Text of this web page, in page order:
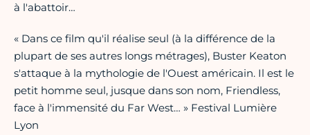
à l'abattoir…
« Dans ce film qu'il réalise seul (à la différence de la
plupart de ses autres longs métrages), Buster Keaton
s'attaque à la mythologie de l'Ouest américain. Il est le
petit homme seul, jusque dans son nom, Friendless,
face à l'immensité du Far West… » Festival Lumière
Lyon